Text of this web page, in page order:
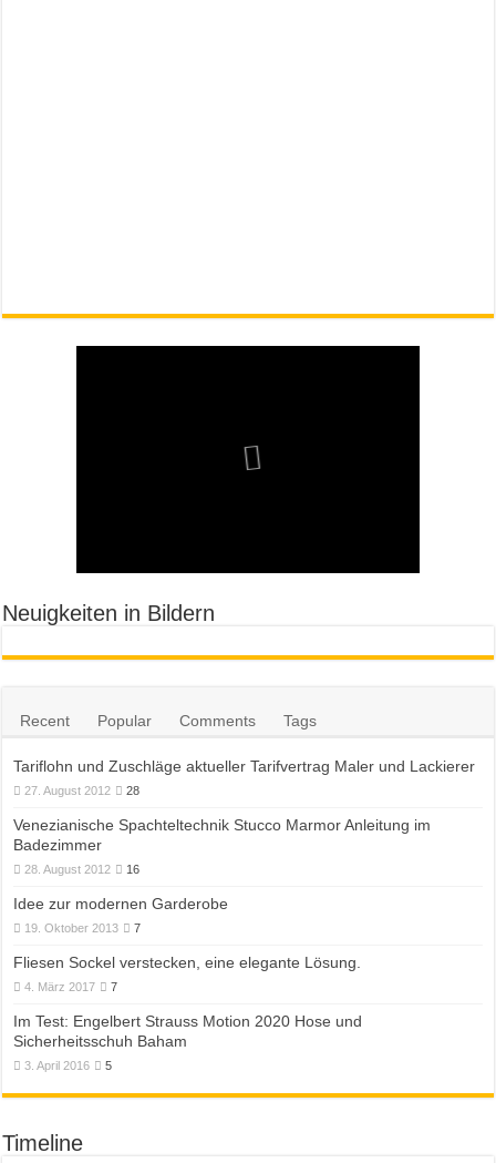
Neuigkeiten in Bildern
Recent Popular Comments Tags
Tariflohn und Zuschläge aktueller Tarifvertrag Maler und Lackierer
27. August 2012 28
Venezianische Spachteltechnik Stucco Marmor Anleitung im
Badezimmer
28. August 2012 16
Idee zur modernen Garderobe
19. Oktober 2013 7
Fliesen Sockel verstecken, eine elegante Lösung.
4. März 2017 7
Im Test: Engelbert Strauss Motion 2020 Hose und
Sicherheitsschuh Baham
3. April 2016 5
Timeline